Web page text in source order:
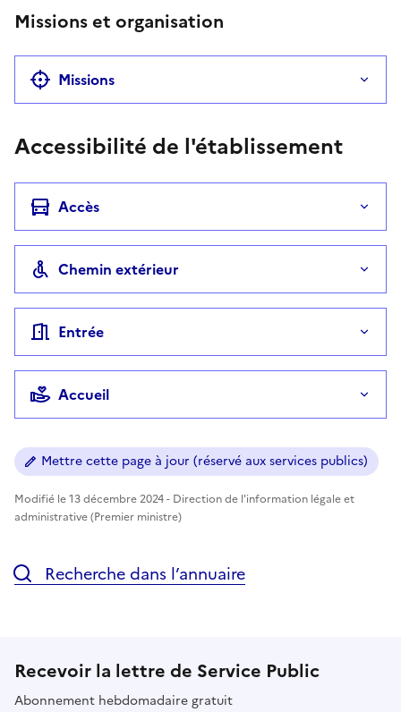
Missions et organisation
Missions
Accessibilité de l'établissement
Accès
Chemin extérieur
Entrée
Accueil
Mettre cette page à jour (réservé aux services publics)
Modifié le 13 décembre 2024 - Direction de l'information légale et
administrative (Premier ministre)
Recherche dans l’annuaire
Recevoir la lettre de Service Public
Abonnement hebdomadaire gratuit